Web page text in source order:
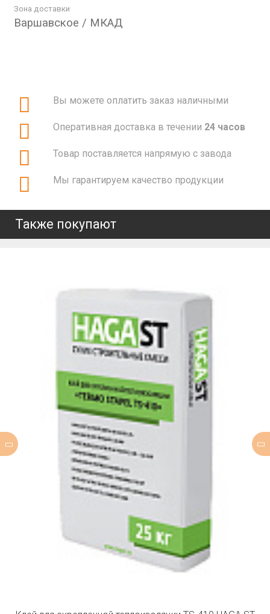
Зона доставки
Варшавское / МКАД
Вы можете оплатить заказ наличными
Оперативная доставка в течении 24 часов
Товар поставляется напрямую с завода
Мы гарантируем качество продукции
Также покупают